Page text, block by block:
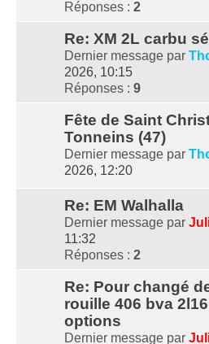
Réponses : 2
Re: XM 2L carbu
Dernier message par
2026, 10:15
Réponses : 9
Fête de Saint
Tonneins (47)
Dernier message par
2026, 12:20
Re: EM Walhalla
Dernier message par
11:32
Réponses : 2
Re: Pour changé
rouille 406 bva
options
Dernier message par